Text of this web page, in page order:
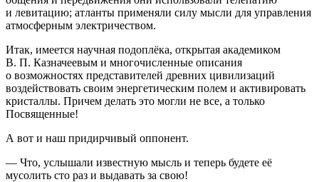
и левитацию; атланты применяли силу мысли для управления
атмосферным электричеством.
Итак, имеется научная подоплёка, открытая академиком
В. П. Казначеевым и многочисленные описания
о возможностях представителей древних цивилизаций
воздействовать своим энергетическим полем и активировать
кристаллы. Причем делать это могли не все, а только
Посвященные!
А вот и наш придирчивый оппонент.
— Что, услышали известную мысль и теперь будете её
мусолить сто раз и выдавать за свою!